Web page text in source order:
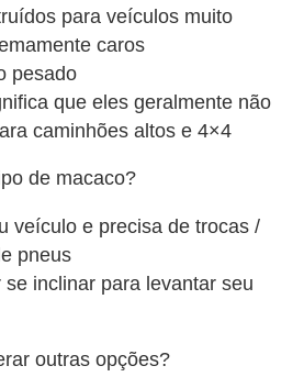
para veículos muito
caros
pesado
que eles geralmente não
caminhões altos e 4×4
de macaco?
veículo e precisa de trocas /
pneus
se inclinar para levantar seu
outras opções?